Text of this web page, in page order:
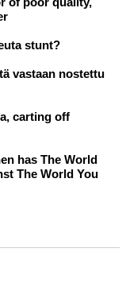
stunt?
vastaan nostettu
carting off
has The World
The World You